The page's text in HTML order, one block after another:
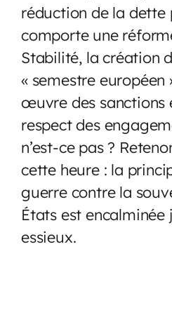
réduction de la dette
comporte une
Stabilité, la création
« semestre européen
œuvre des sanctions
respect des
n’est-ce pas ?
cette heure : la
guerre contre la
États est encalminée
essieux.